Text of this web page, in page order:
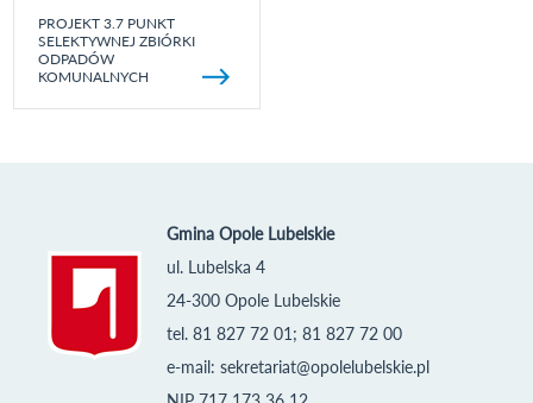
PROJEKT 3.7 PUNKT
SELEKTYWNEJ ZBIÓRKI
ODPADÓW
KOMUNALNYCH
Gmina Opole Lubelskie
ul. Lubelska 4
24-300 Opole Lubelskie
tel. 81 827 72 01; 81 827 72 00
e-mail: sekretariat@opolelubelskie.pl